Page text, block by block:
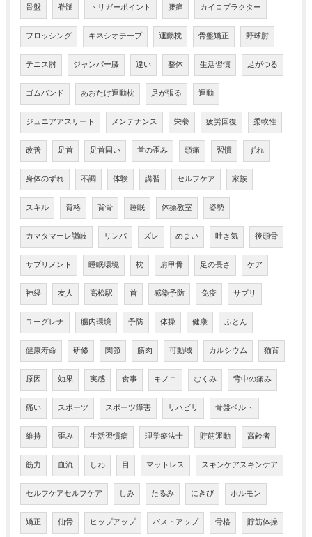
骨盤 脊髄 トリガーポイント 腰痛 カイロプラクター
フロッシング キネシオテープ 運動枕 骨盤矯正 野球肘
テニス肘 ジャンパー膝 違い 整体 生活習慣 足がつる
ゴムバンド あおたけ運動枕 足が張る 運動
ジュニアアスリート メンテナンス 栄養 疲労回復 柔軟性
改善 足首 足首固い 首の歪み 頭痛 習慣 ずれ
身体のずれ 不調 体験 講習 セルフケア 家族
スキル 資格 背骨 睡眠 体操教室 姿勢
カマタマーレ讃岐 リンパ ズレ めまい 吐き気 後頭骨
サプリメント 睡眠環境 枕 肩甲骨 足の長さ ケア
神経 友人 高松駅 首 感染予防 免疫 サプリ
ユーグレナ 腸内環境 予防 体操 健康 ふとん
健康寿命 研修 関節 筋肉 可動域 カルシウム 猫背
原因 効果 実感 食事 キノコ むくみ 背中の痛み
痛い スポーツ スポーツ障害 リハビリ 骨盤ベルト
維持 歪み 生活習慣病 理学療法士 貯筋運動 高齢者
筋力 血流 しわ 目 マットレス スキンケアスキンケア
セルフケアセルフケア しみ たるみ にきび ホルモン
矯正 仙骨 ヒップアップ バストアップ 骨格 貯筋体操